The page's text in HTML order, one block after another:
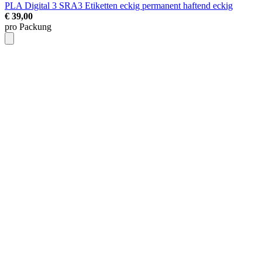
PLA Digital 3 SRA3 Etiketten eckig permanent haftend eckig
€ 39,00
pro Packung